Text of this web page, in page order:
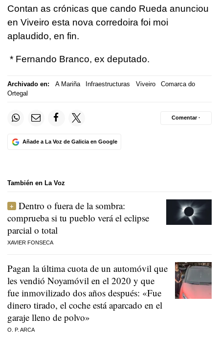
Contan as crónicas que cando Rueda anunciou
en Viveiro esta nova corredoira foi moi
aplaudido, en fin.
* Fernando Branco, ex deputado.
Archivado en: A Mariña Infraestructuras Viveiro
Comarca do
Ortegal
Añade a La Voz de Galicia en Google
Comentar ·
También en La Voz
Dentro o fuera de la sombra:
comprueba si tu pueblo verá el eclipse
parcial o total
XAVIER FONSECA
Pagan la última cuota de un automóvil que
les vendió Noyamóvil en el 2020 y que
fue inmovilizado dos años después: «Fue
dinero tirado, el coche está aparcado en el
garaje lleno de polvo»
O. P. ARCA